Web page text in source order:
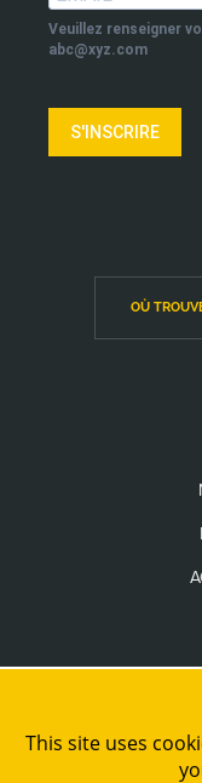
Veuillez renseigner
abc@xyz.com
S'INSCRIRE
OÙ
This site uses